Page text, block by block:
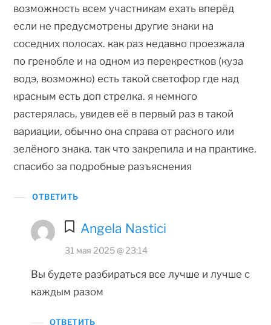
возможность всем участникам ехать вперёд
если не предусмотрены другие знаки на
соседних полосах. как раз недавно проезжала
по гренобле и на одном из перекрестков (куза
водэ, возможно) есть такой светофор где над
красным есть доп стрелка. я немного
растерялась, увидев её в первый раз в такой
вариации, обычно она справа от расного или
зелёного знака. так что закрепила и на практике.
спасибо за подробные разъяснения
ОТВЕТИТЬ
Angela Nastici
31 мая 2025 @ 23:14
Вы будете разбираться все лучше и лучше с
каждым разом
ОТВЕТИТЬ